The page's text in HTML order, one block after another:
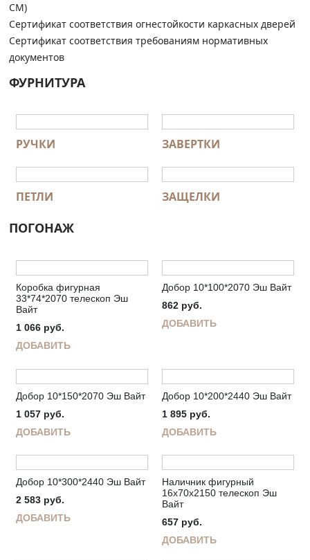
СМ)
Сертификат соответствия огнестойкости каркасных дверей
Сертификат соответствия требованиям нормативных
документов
ФУРНИТУРА
РУЧКИ ЗАВЕРТКИ
ПЕТЛИ ЗАЩЕЛКИ
ПОГОНАЖ
Коробка фигурная
33*74*2070 телескоп Эш
Вайт
1 066 руб.
ДОБАВИТЬ
Добор 10*100*2070 Эш Вайт
862 руб.
ДОБАВИТЬ
Добор 10*150*2070 Эш Вайт
1 057 руб.
ДОБАВИТЬ
Добор 10*200*2440 Эш Вайт
1 895 руб.
ДОБАВИТЬ
Добор 10*300*2440 Эш Вайт
2 583 руб.
ДОБАВИТЬ
Наличник фигурный
16х70х2150 телескоп Эш
Вайт
657 руб.
ДОБАВИТЬ